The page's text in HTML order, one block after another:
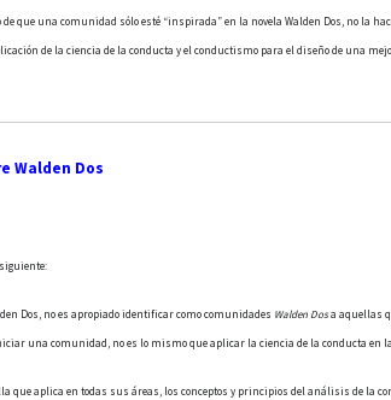
de que una comunidad sólo esté “inspirada” en la novela Walden Dos, no la
de la ciencia de la conducta y el conductismo para el diseño de una
Walden Dos
Dos, no es apropiado identificar como comunidades Walden Dosa aquellas
una comunidad, no es lo mismo que aplicar la ciencia de la conducta
que aplica en todas sus áreas, los conceptos y principios del análisis de la